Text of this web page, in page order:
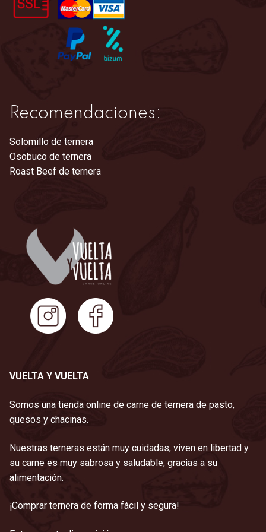
la
de
producto
Recomendaciones:
Solomillo de ternera
Osobuco de ternera
Roast Beef de ternera
VUELTA Y VUELTA
Somos una tienda online de carne de ternera de pasto,
quesos y chacinas.
Nuestras terneras están muy cuidadas, viven en libertad y
su carne es muy sabrosa y saludable, gracias a su
alimentación.
¡Comprar ternera de forma fácil y segura!